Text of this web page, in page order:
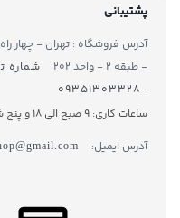
پشتیبانی
آدرس فروشگاه : تهران - چهار
- طبقه ۲ - واحد ۲۰۲
-۰۹۳۵۱۳۰۳۳۲۸
ساعات کاری: 9 صبح الی 18 و پنج شنبه از 9 تا ۱5
آدرس ایمیل: